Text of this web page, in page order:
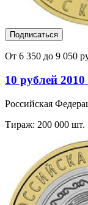
Подписаться
От 6 350 до 9 050
10 рублей
Российская
Тираж: 200 000 шт.